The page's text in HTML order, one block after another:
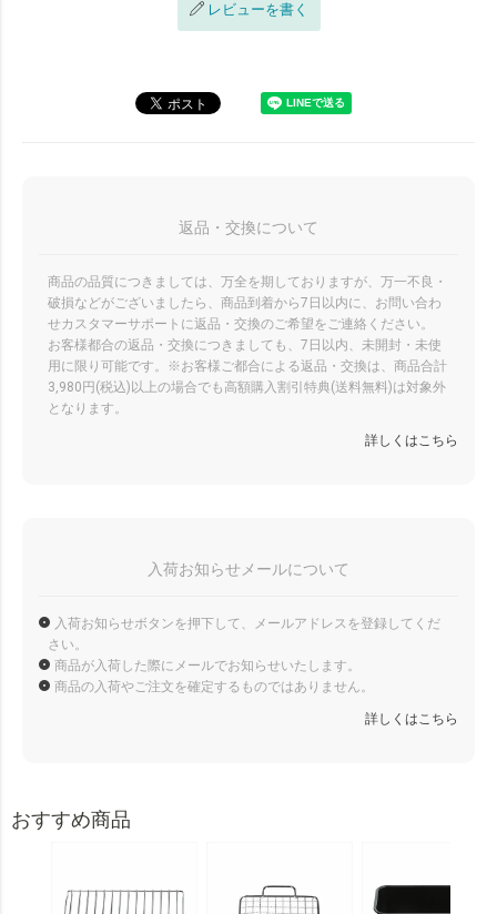
レビューを書く
返品・交換について
商品の品質につきましては、万全を期しておりますが、万一不良・
破損などがございましたら、商品到着から7日以内に、お問い合わ
せカスタマーサポートに返品・交換のご希望をご連絡ください。
お客様都合の返品・交換につきましても、7日以内、未開封・未使
用に限り可能です。※お客様ご都合による返品・交換は、商品合計
3,980円(税込)以上の場合でも高額購入割引特典(送料無料)は対象外
となります。
詳しくはこちら
入荷お知らせメールについて
入荷お知らせボタンを押下して、メールアドレスを登録してくだ
さい。
商品が入荷した際にメールでお知らせいたします。
商品の入荷やご注文を確定するものではありません。
詳しくはこちら
おすすめ商品